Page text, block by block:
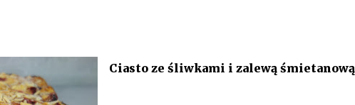
Ciasto ze śliwkami i zalewą śmietanową